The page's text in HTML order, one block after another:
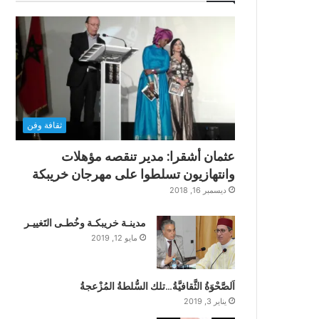
ثقافة وفن
عثمان أشقرا: مدير تنقصه مؤهلات
وانتهازيون تسلطوا على مهرجان خريبكة
ديسمبر 16, 2018
مدينـة خريبكـة وخُطـى التَغييـر
مايو 12, 2019
اَلصَّحْوَةُ الثَّقافيَّةُ…تلك السُّلطةُ المُزْعجةُ
يناير 3, 2019